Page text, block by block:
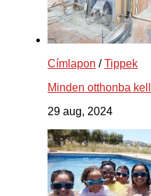
Címlapon /Tippek
Minden otthonba
29 aug, 2024